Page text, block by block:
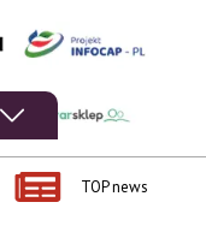
TOP news